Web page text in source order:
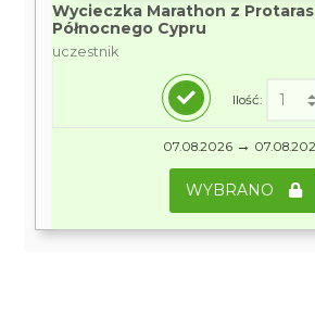
Wycieczka Marathon z
Północnego Cypru
uczestnik
Ilość:
07.08.2026 →
WYBRANO